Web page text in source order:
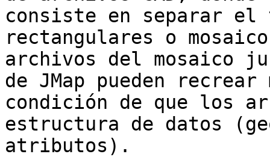
consiste en separar
rectangulares o
archivos del mosaico
de JMap pueden
condición de que los
estructura de datos
atributos).